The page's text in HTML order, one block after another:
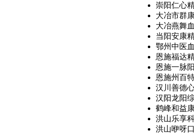
崇阳仁心
大冶市群
大冶燕舞
当阳安康
鄂州中医
恩施福达
恩施一脉
恩施州百
汉川善德
汉阳龙阳
鹤峰和益
洪山乐享
洪山咿呀